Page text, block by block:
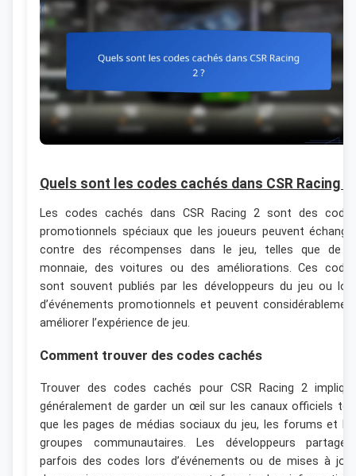
Quels sont les codes cachés dans CSR Racing 2
Les codes cachés dans CSR Racing 2 sont des
promotionnels spéciaux que les joueurs peuvent
contre des récompenses dans le jeu, telles que de
monnaie, des voitures ou des améliorations. Ces
sont souvent publiés par les développeurs du jeu ou
d’événements promotionnels et peuvent
améliorer l’expérience de jeu.
Comment trouver des codes cachés
Trouver des codes cachés pour CSR Racing 2
généralement de garder un œil sur les canaux officiels
que les pages de médias sociaux du jeu, les forums et
groupes communautaires. Les développeurs
parfois des codes lors d’événements ou de mises à